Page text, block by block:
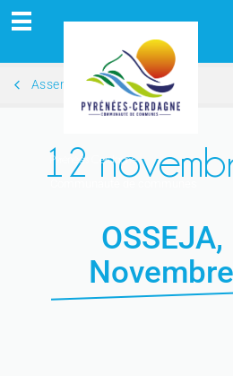
Pyrénées Cerdagne
Assemblées Générales 2009
12